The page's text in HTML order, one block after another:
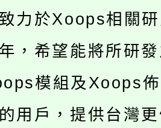
27日，桃園電
園市運動會8/
游泳池舉行。
收入戶享有免
，中低收入戶
教育及科技中
力於Xoops相關
，希望能將所研
模組及Xoops
用戶，提供台灣